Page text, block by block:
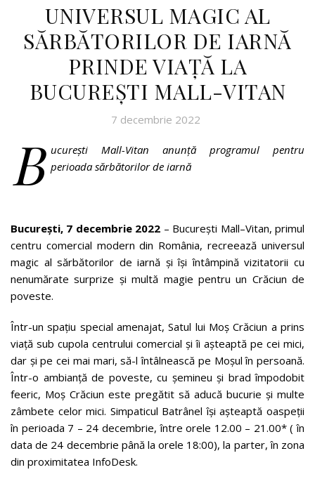
UNIVERSUL MAGIC AL
SĂRBĂTORILOR DE IARNĂ
PRINDE VIAȚĂ LA
BUCUREȘTI MALL-VITAN
7 decembrie 2022
B ucurești Mall-Vitan anunță programul pentru
perioada sărbătorilor de iarnă
București, 7 decembrie 2022 – București Mall–Vitan, primul
centru comercial modern din România, recreează universul
magic al sărbătorilor de iarnă și își întâmpină vizitatorii cu
nenumărate surprize și multă magie pentru un Crăciun de
poveste.
Într-un spațiu special amenajat, Satul lui Moș Crăciun a prins
viață sub cupola centrului comercial și îi așteaptă pe cei mici,
dar și pe cei mai mari, să-l întâlnească pe Moșul în persoană.
Într-o ambianță de poveste, cu șemineu și brad împodobit
feeric, Moș Crăciun este pregătit să aducă bucurie și multe
zâmbete celor mici. Simpaticul Batrânel își așteaptă oaspeții
în perioada 7 – 24 decembrie, între orele 12.00 – 21.00* ( în
data de 24 decembrie până la orele 18:00), la parter, în zona
din proximitatea InfoDesk.